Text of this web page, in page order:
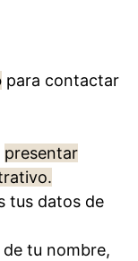
para contactar
presentar
tus datos de
de tu nombre,